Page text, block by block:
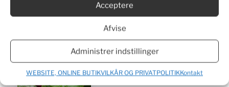
Acceptere
Afvise
Administrer indstillinger
WEBSITE, ONLINE BUTIKVILKÅR OG PRIVATPOLITIKKontakt